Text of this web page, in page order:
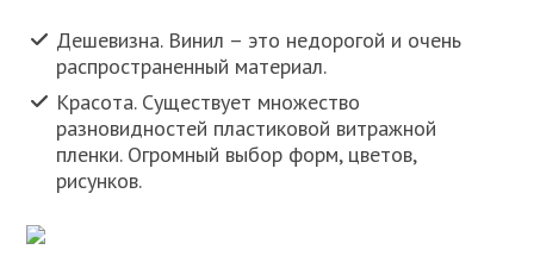
Дешевизна. Винил – это недорогой и очень
распространенный материал.
Красота. Существует множество
разновидностей пластиковой витражной
пленки. Огромный выбор форм, цветов,
рисунков.